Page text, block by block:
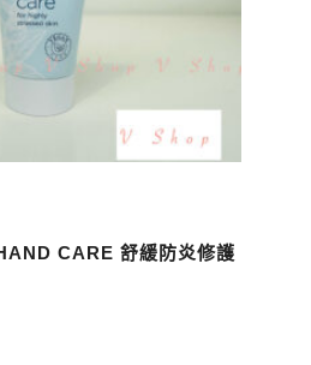
CARE 舒緩防炎修護